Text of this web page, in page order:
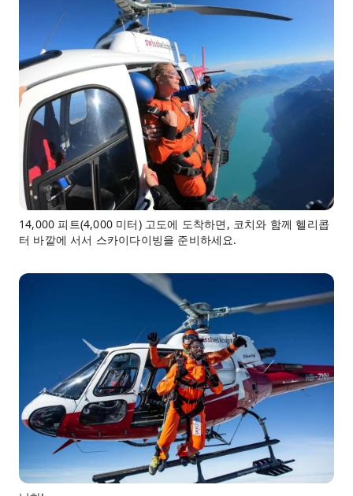
14,000 피트(4,000 미터) 고도에 도착하면, 코치와 함께 헬리콥
터 바깥에 서서 스카이다이빙을 준비하세요.